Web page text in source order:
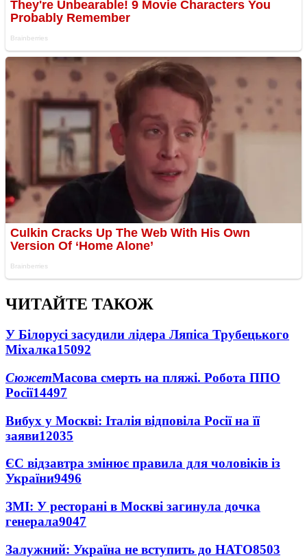
ЧИТАЙТЕ ТАКОЖ
У Білорусі засудили лідера Ляпіса Трубецького
Міхалка15092
СюжетМасова смерть на пляжі. Робота ППО
Росії14497
Вибух у Москві: Італія відповіла Росії на її
заяви12035
ЄС відзавтра змінює правила для чоловіків із
України9496
ЗМІ: У ресторані в Москві загинула дочка
генерала9047
Залужний: Україна не вступить до НАТО8503